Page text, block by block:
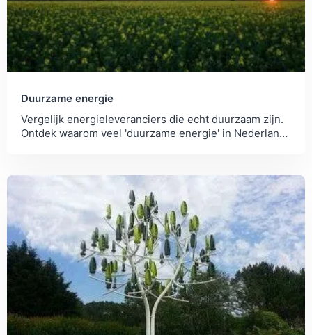
Duurzame energie
Vergelijk energieleveranciers die echt duurzaam zijn.
Ontdek waarom veel 'duurzame energie' in Nederland